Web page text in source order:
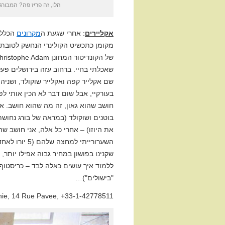
הלו, זה פריז פה?
אקליירים: אחרי שגעת המקרונים
מקומן כתכשיט הקולינרי הנחשק
שאכלתי בחיי. ברחוב עזה בירושלים
שם אקלייר קפה ואקלייר שוקולד,
בעורקיי, אבל שום דבר לא הכין אותי
חושב שהוא גאון, זה מה שהוא חושב.
בוטנים ושוקולד (במראה של בורג
את היוזו) – אחרי כל אלה, אני חושב
שקנינו בפושון במחיר גבוה אפילו
ללמוד איך עושים כאלה לבד –
"בישולים")…
14 Rue Pavee, +33-1-42778511